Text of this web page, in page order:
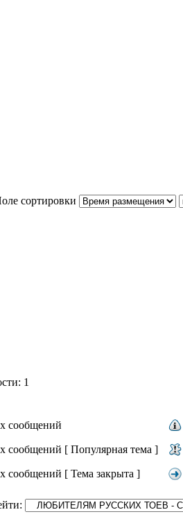
сортировки
1
сообщений
сообщений [ Популярная тема ]
сообщений [ Тема закрыта ]